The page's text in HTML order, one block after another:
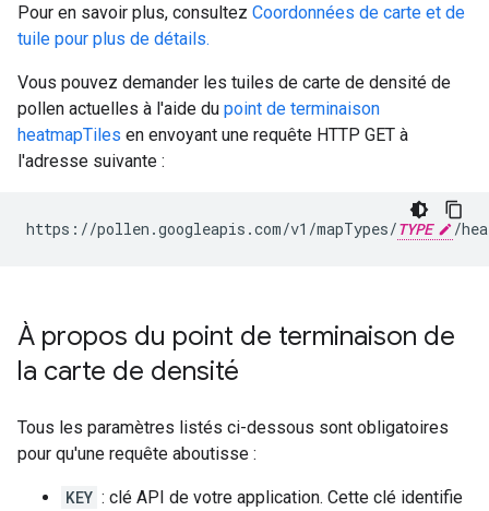
Pour en savoir plus, consultez Coordonnées de carte et de
tuile pour plus de détails.
Vous pouvez demander les tuiles de carte de densité de
pollen actuelles à l'aide du point de terminaison
heatmapTiles en envoyant une requête HTTP GET à
l'adresse suivante :
https://pollen.googleapis.com/v1/mapTypes/TYPE /
À propos du point de terminaison de
la carte de densité
Tous les paramètres listés ci-dessous sont obligatoires
pour qu'une requête aboutisse :
KEY : clé API de votre application. Cette clé identifie